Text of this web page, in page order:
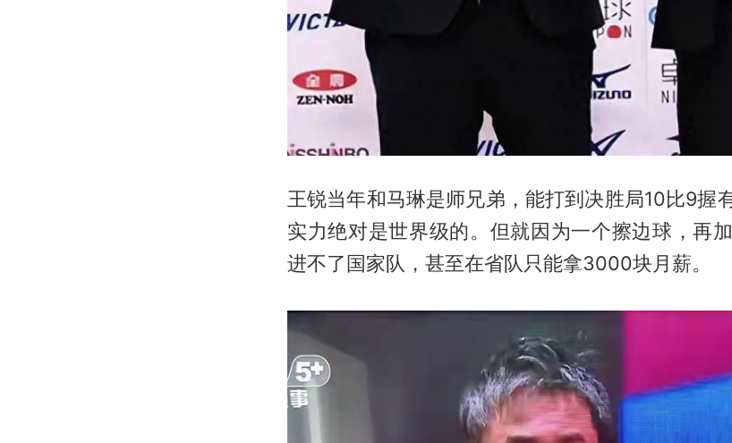
王锐当年和马琳是师兄弟，能打到决胜局10比9握
实力绝对是世界级的。但就因为一个擦边球，再
进不了国家队，甚至在省队只能拿3000块月薪。